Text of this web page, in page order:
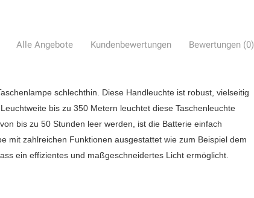
Alle Angebote Kundenbewertungen Bewertungen (0)
schlechthin. Diese Handleuchte ist robust, vielseitig
bis zu 350 Metern leuchtet diese Taschenleuchte
bis zu 50 Stunden leer werden, ist die Batterie einfach
mit zahlreichen Funktionen ausgestattet wie zum Beispiel dem
ein effizientes und maßgeschneidertes Licht ermöglicht.